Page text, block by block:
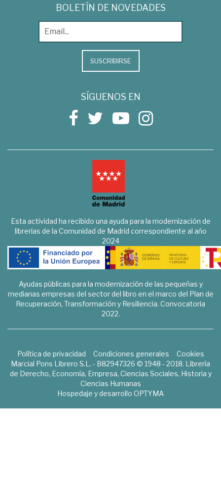
BOLETÍN DE NOVEDADES
SUSCRIBIRSE
SÍGUENOS EN
Esta actividad ha recibido una ayuda para la modernización de
librerías de la Comunidad de Madrid correspondiente al año
2024
Ayudas públicas para la modernización de las pequeñas y
medianas empresas del sector del libro en el marco del Plan de
Recuperación, Transformación y Resiliencia. Convocatoria
2022.
Política de privacidad Condiciones generales
Cookies
Marcial Pons Librero S.L. - B82947326 © 1948 - 2018. Librería
de Derecho, Economía, Empresa, Ciencias Sociales, Historia y
Ciencias Humanas
Hospedaje y desarrollo OPTYMA